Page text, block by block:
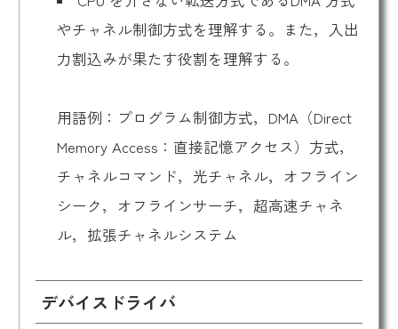
やチャネル制御方式を理解する。また，入出
力割込みが果たす役割を理解する。
用語例：プログラム制御方式，DMA（Direct
Memory Access：直接記憶アクセス）方式，
チャネルコマンド，光チャネル，オフライン
シーク，オフラインサーチ，超高速チャネ
ル，拡張チャネルシステム
デバイスドライバ